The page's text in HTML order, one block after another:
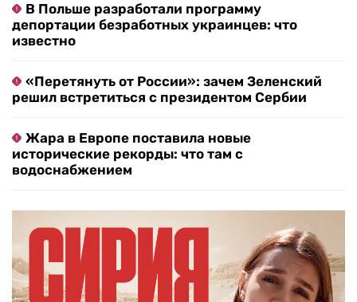
В Польше разработали программу
депортации безработных украинцев: что
известно
«Перетянуть от России»: зачем Зеленский
решил встретиться с президентом Сербии
Жара в Европе поставила новые
исторические рекорды: что там с
водоснабжением